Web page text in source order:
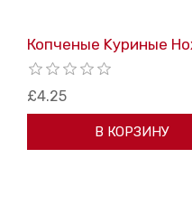
Копченые Kуриные
£4.25
В КОРЗИНУ